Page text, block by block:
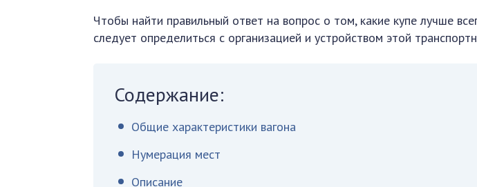
Чтобы найти правильный ответ на вопрос о том, какие купе лучше
следует определиться с организацией и устройством этой
Содержание:
Общие характеристики вагона
Нумерация мест
Описание